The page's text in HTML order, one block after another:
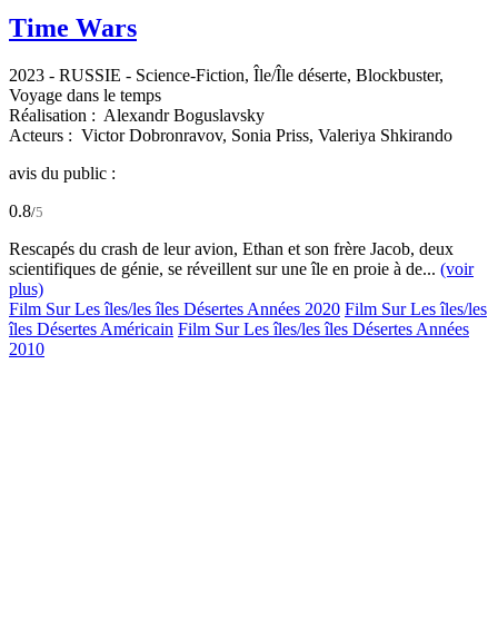
Time Wars
2023 - RUSSIE - Science-Fiction, Île/Île déserte, Blockbuster,
Voyage dans le temps
Réalisation : Alexandr Boguslavsky
Acteurs : Victor Dobronravov, Sonia Priss, Valeriya Shkirando
avis du public :
0.8/5
Rescapés du crash de leur avion, Ethan et son frère Jacob, deux
scientifiques de génie, se réveillent sur une île en proie à de... (voir
plus)
Film Sur Les îles/les îles Désertes Années 2020 Film Sur Les îles/les
îles Désertes Américain Film Sur Les îles/les îles Désertes Années
2010